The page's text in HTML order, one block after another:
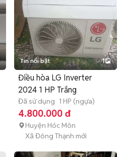
Tin nổi bật 1
Điều hòa LG Inverter
2024 1 HP Trắng
Đã sử dụng 1 HP (ngựa)
4.800.000 đ
Huyện Hóc Môn
Xã Đông Thạnh mới